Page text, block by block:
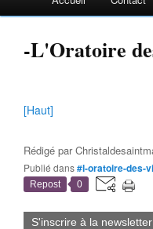
-L'Oratoire
[Haut]
Rédigé par
Publié dans#l-oratoire-des-
Repost 0
S'inscrire à la newsletter